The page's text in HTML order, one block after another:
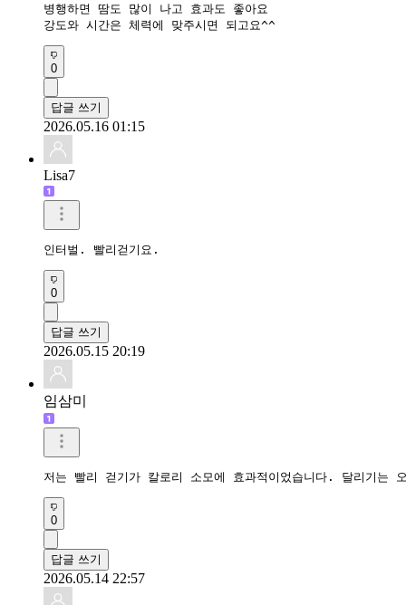
병행하면 땀도 많이 나고 효과도 좋아요
강도와 시간은 체력에 맞주시면 되고요^^
0
답글 쓰기
2026.05.16 01:15
Lisa7
인터벌. 빨리걷기요.
0
답글 쓰기
2026.05.15 20:19
임삼미
저는 빨리 걷기가 칼로리 소모에 효과적이었습니다. 달리기는
0
답글 쓰기
2026.05.14 22:57